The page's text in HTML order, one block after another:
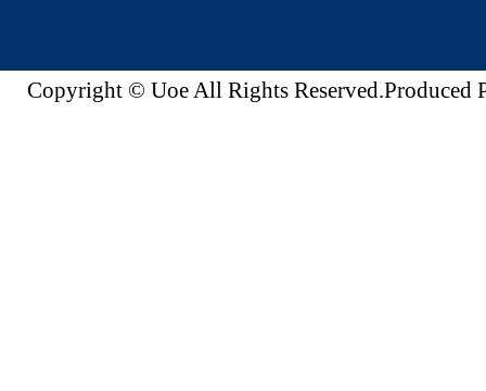
Copyright © Uoe All Rights Reserved.Produced